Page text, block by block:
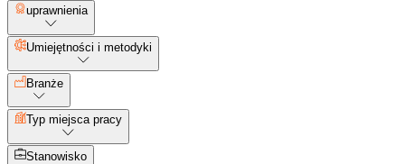
uprawnienia
Umiejętności i metodyki
Branże
Typ miejsca pracy
Stanowisko